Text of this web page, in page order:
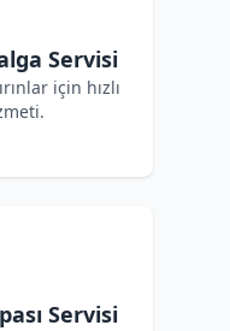
Servisi
için hızlı
Servisi